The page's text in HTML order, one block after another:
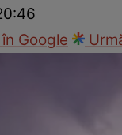
Google